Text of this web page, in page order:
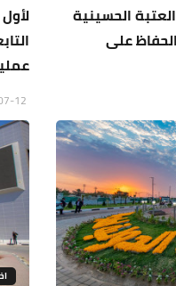
الحسينية
على